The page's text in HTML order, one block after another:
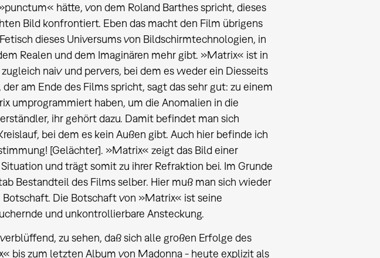
hätte, von dem Roland Barthes spricht, dieses
Bild konfrontiert. Eben das macht den Film übrigens
dieses Universums von Bildschirmtechnologien, in
Realen und dem Imaginären mehr gibt. »Matrix« ist in
naiv und pervers, bei dem es weder ein Diesseits
am Ende des Films spricht, sagt das sehr gut: zu einem
umprogrammiert haben, um die Anomalien in die
ihr gehört dazu. Damit befindet man sich
bei dem es kein Außen gibt. Auch hier befinde ich
[Gelächter]. »Matrix« zeigt das Bild einer
und trägt somit zu ihrer Refraktion bei. Im Grunde
Bestandteil des Films selber. Hier muß man sich wieder
Die Botschaft von »Matrix« ist seine
und unkontrollierbare Ansteckung.
zu sehen, daß sich alle großen Erfolge des
bis zum letzten Album von Madonna - heute explizit als